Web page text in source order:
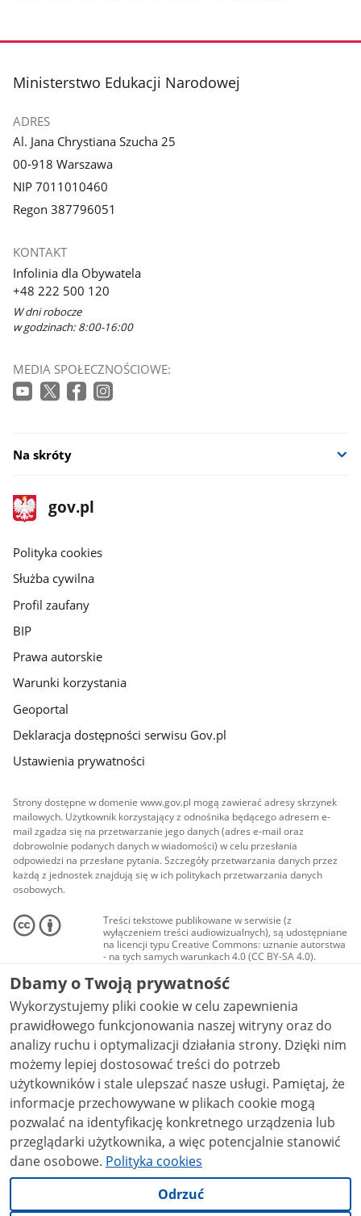
stopka
Ministerstwo Edukacji Narodowej
ADRES
Al. Jana Chrystiana Szucha 25
00-918 Warszawa
NIP 7011010460
Regon 387796051
KONTAKT
Infolinia dla Obywatela
+48 222 500 120
W dni robocze
w godzinach: 8:00-16:00
MEDIA SPOŁECZNOŚCIOWE:
Na skróty
stopka
gov.pl
Strona
gov.pl
gov.pl
Polityka cookies
Służba cywilna
Profil zaufany
BIP
Prawa autorskie
Warunki korzystania
Geoportal
Deklaracja dostępności serwisu Gov.pl
Ustawienia prywatności
Strony dostępne w domenie www.gov.pl mogą zawierać adresy skrzynek
mailowych. Użytkownik korzystający z odnośnika będącego adresem e-
mail zgadza się na przetwarzanie jego danych (adres e-mail oraz
dobrowolnie podanych danych w wiadomości) w celu przesłania
odpowiedzi na przesłane pytania. Szczegóły przetwarzania danych przez
każdą z jednostek znajdują się w ich politykach przetwarzania danych
osobowych.
Treści tekstowe publikowane w serwisie (z
wyłączeniem treści audiowizualnych), są udostępniane
na licencji typu Creative Commons: uznanie autorstwa
- na tych samych warunkach 4.0 (CC BY-SA 4.0).
Materiały audiowizualne, w tym zdjęcia, materiały
audio i wideo, są udostępniane na licencji typu
Creative Commons: uznanie autorstwa użycie
niekomercyjne - bez utworów zależnych 4.0 (CC BY-
NC-ND 4.0), o ile nie jest to stwierdzone inaczej.
Dbamy o Twoją prywatność
Wykorzystujemy pliki cookie w celu zapewnienia
prawidłowego funkcjonowania naszej witryny oraz do
analizy ruchu i optymalizacji działania strony. Dzięki nim
możemy lepiej dostosować treści do potrzeb
użytkowników i stale ulepszać nasze usługi. Pamiętaj, że
informacje przechowywane w plikach cookie mogą
pozwalać na identyfikację konkretnego urządzenia lub
przeglądarki użytkownika, a więc potencjalnie stanowić
dane osobowe. Polityka cookies
Odrzuć